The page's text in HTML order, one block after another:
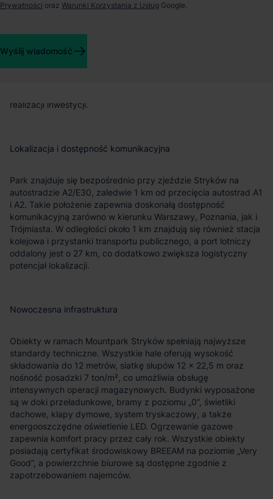
Mountpark Stryków to nowoczesny park przemysłowo-
możliwością elastycznego podziału na moduły dostosowane do
potrzeb najemców – zarówno w przypadku dużych, jak i
realizacji inwestycji.
Lokalizacja i dostępność komunikacyjna
Park znajduje się bezpośrednio przy zjeździe Stryków na
autostradzie A2/E30, zaledwie 1 km od przecięcia autostrad A1
i A2. Takie położenie zapewnia doskonałą dostępność
komunikacyjną zarówno w kierunku Warszawy, Poznania, jak i
Trójmiasta. W odległości około 1 km znajdują się również stacja
kolejowa i przystanki transportu publicznego, a port lotniczy
oddalony jest o 27 km, co dodatkowo zwiększa logistyczny
potencjał lokalizacji.
Nowoczesna infrastruktura
Obiekty w ramach Mountpark Stryków spełniają najwyższe
standardy techniczne. Wszystkie hale oferują wysokość
składowania do 12 metrów, siatkę słupów 12 × 22,5 m oraz
nośność posadzki 7 ton/m², co umożliwia obsługę
intensywnych operacji magazynowych. Budynki wyposażone
są w doki przeładunkowe, bramy z poziomu „0”, świetliki
dachowe, klapy dymowe, system tryskaczowy, a także
energooszczędne oświetlenie LED. Ogrzewanie gazowe
zapewnia komfort pracy przez cały rok. Wszystkie obiekty
posiadają certyfikat środowiskowy BREEAM na poziomie „Very
Good”, a powierzchnie biurowe są dostępne zgodnie z
zapotrzebowaniem najemców.
Prywatności oraz Warunki Korzystania z Usług Google.
Wyślij wiadomość